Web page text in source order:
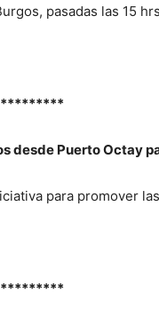
pasadas las 15
desde Puerto Octay
para promover